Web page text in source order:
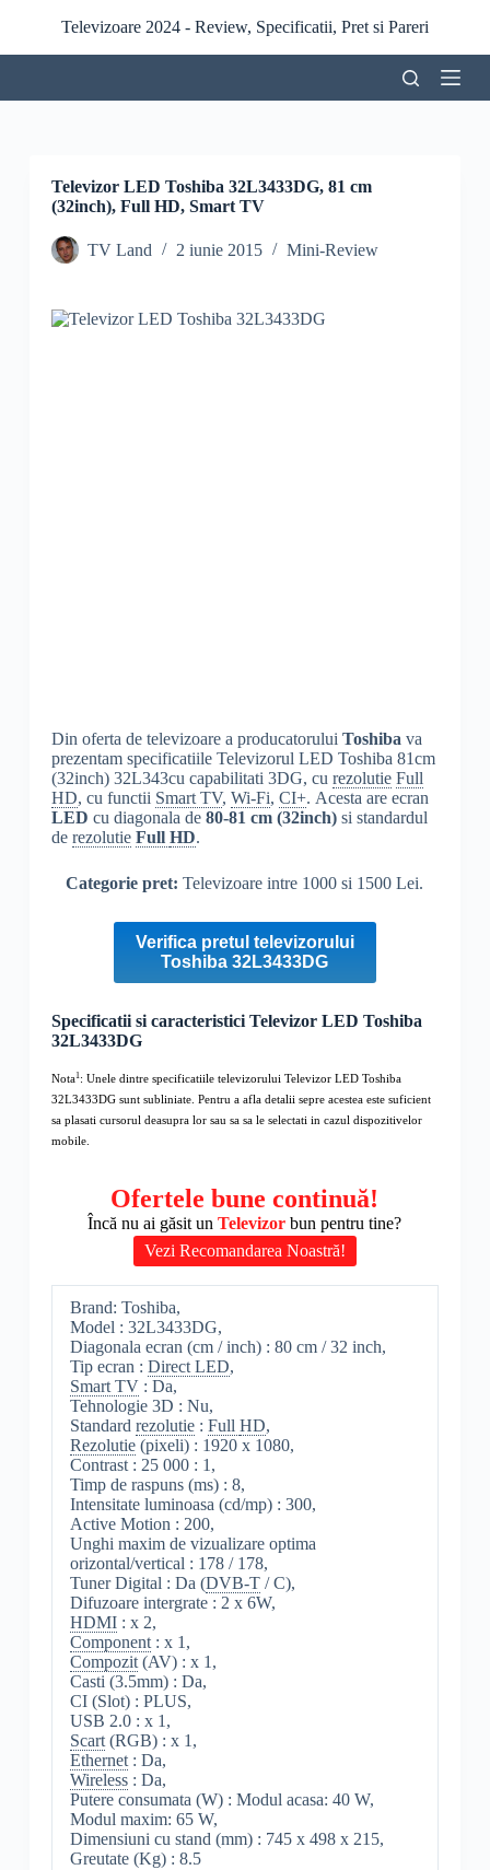
r
l
Televizoare 2024 - Review, Specificatii, Pret si Pareri
Televizor LED Toshiba 32L3433DG, 81 cm
(32inch), Full HD, Smart TV
TV Land 2 iunie 2015 Mini-Review
Din oferta de televizoare a producatorului Toshiba va
prezentam specificatiile Televizorul LED Toshiba 81cm
(32inch) 32L343cu capabilitati 3DG, cu rezolutie Full
HD, cu functii Smart TV, Wi-Fi, CI+. Acesta are ecran
LED cu diagonala de80-81 cm (32inch)si standardul
de rezolutie Full HD.
Categorie pret:Televizoare intre 1000 si 1500 Lei.
Verifica pretul televizorului
Toshiba 32L3433DG
Specificatii si caracteristici Televizor LED Toshiba
32L3433DG
Nota1: Unele dintre specificatiile televizorului Televizor LED Toshiba
32L3433DGsunt subliniate. Pentru a afla detalii sepre acestea este suficient
sa plasati cursorul deasupra lor sau sa sa le selectati in cazul dispozitivelor
mobile.
Ofertele bune continuă!
Încă nu ai găsit unTelevizorbun pentru tine?
Vezi Recomandarea Noastră!
Brand: Toshiba,
Model : 32L3433DG,
Diagonala ecran (cm / inch) : 80 cm / 32 inch,
Tip ecran : Direct LED,
Smart TV: Da,
Tehnologie 3D : Nu,
Standard rezolutie: Full HD,
Rezolutie(pixeli) : 1920 x 1080,
Contrast : 25 000 : 1,
Timp de raspuns (ms) : 8,
Intensitate luminoasa (cd/mp) : 300,
Active Motion : 200,
Unghi maxim de vizualizare optima
orizontal/vertical : 178 / 178,
Tuner Digital : Da (DVB-T/ C),
Difuzoare intergrate : 2 x 6W,
HDMI: x 2,
Component: x 1,
Compozit(AV) : x 1,
Casti (3.5mm) : Da,
CI (Slot) : PLUS,
USB 2.0 : x 1,
Scart(RGB) : x 1,
Ethernet: Da,
Wireless: Da,
Putere consumata (W) : Modul acasa: 40 W,
Modul maxim: 65 W,
Dimensiuni cu stand (mm) : 745 x 498 x 215,
Greutate (Kg) : 8.5